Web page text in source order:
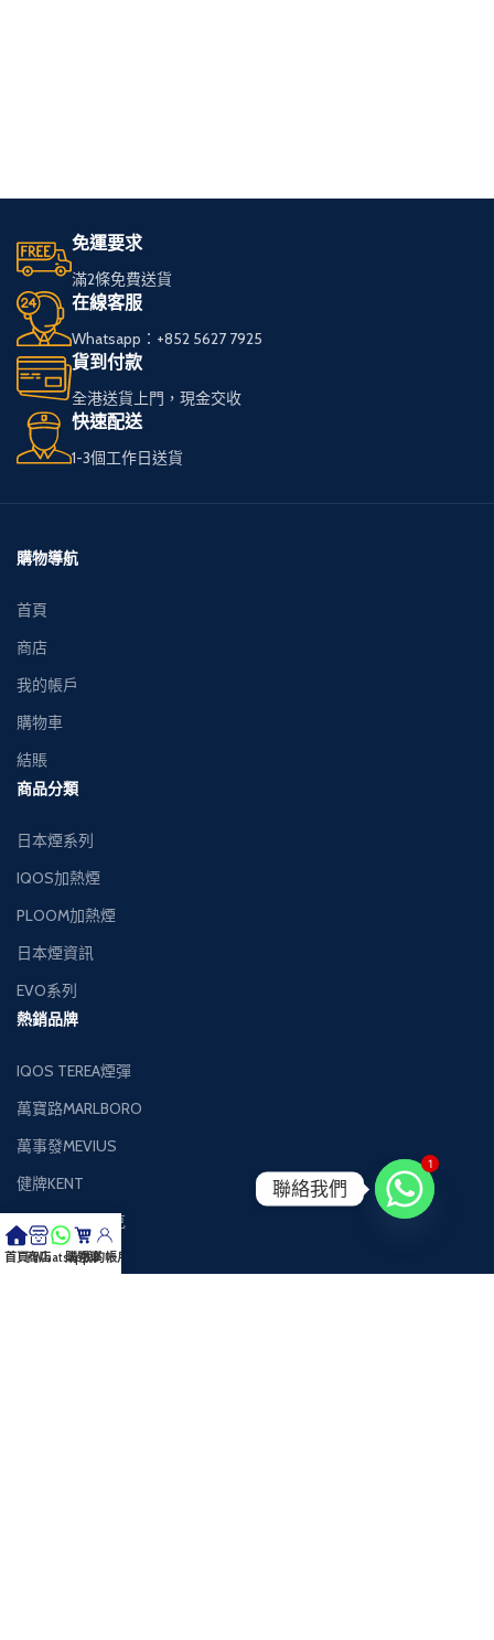
免運要求
滿2條免費送貨
在線客服
Whatsapp：+852 5627 7925
貨到付款
全港送貨上門，現金交收
快速配送
1-3個工作日送貨
購物導航
首頁
商店
我的帳戶
購物車
結賬
商品分類
日本煙系列
IQOS加熱煙
PLOOM加熱煙
日本煙資訊
EVO系列
熱銷品牌
IQOS TEREA煙彈
萬寶路MARLBORO
萬事發MEVIUS
健牌KENT
Black Jack黑傑克
客戶服務
首頁商店
Whatsapp
購物車我的帳戶
1
聯絡我們